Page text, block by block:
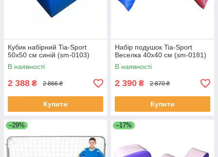
Кубик набірний Tia-Sport
50х50 см синій (sm-0103)
В наявності
2 388 ₴ 2 866 ₴
Купити
Набір подушок Tia-Sport
Веселка 40х40 см (sm-0181)
В наявності
2 390 ₴ 2 870 ₴
Купити
–29% –17%